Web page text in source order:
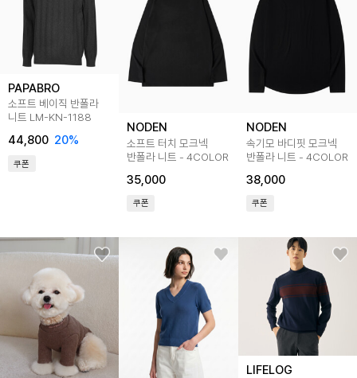
PAPABRO
소프트 베이직 반폴라
니트 LM-KN-1188
44,800 20%
쿠폰
NODEN
소프트 터치 모크넥
반폴라 니트 - 4COLOR
35,000
쿠폰
NODEN
속기모 바디핏 모크넥
반폴라 니트 - 4COLOR
38,000
쿠폰
LIFELOG